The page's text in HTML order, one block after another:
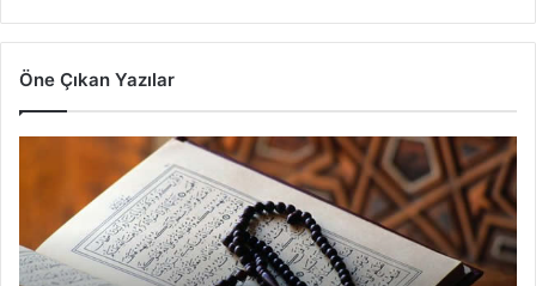
Öne Çıkan Yazılar
t
V